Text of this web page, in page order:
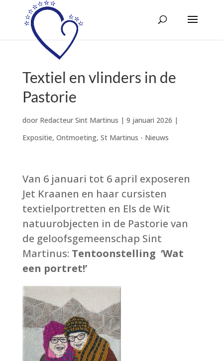
Textiel en vlinders in de
Pastorie
door Redacteur Sint Martinus | 9 januari 2026 |
Expositie, Ontmoeting, St Martinus - Nieuws
Van 6 januari tot 6 april exposeren
Jet Kraanen en haar cursisten
textielportretten en Els de Wit
natuurobjecten in de Pastorie van
de geloofsgemeenschap Sint
Martinus: Tentoonstelling ‘Wat
een portret!’